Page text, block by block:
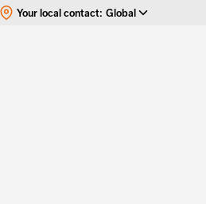
Your local contact: Global